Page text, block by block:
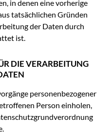
in denen eine vorherige
tatsächlichen Gründen
der Daten durch
ist.
DIE VERARBEITUNG
personenbezogener
Person einholen,